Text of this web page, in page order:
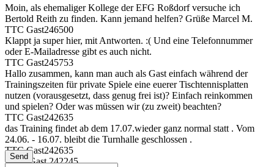
Moin, als ehemaliger Kollege der EFG Roßdorf versuche ich
Bertold Reith zu finden. Kann jemand helfen? Grüße Marcel M.
TTC Gast246500
Klappt ja super hier, mit Antworten. :( Und eine Telefonnummer
oder E-Mailadresse gibt es auch nicht.
TTC Gast245753
Hallo zusammen, kann man auch als Gast einfach während der
Trainingszeiten für private Spiele eine euerer Tischtennisplatten
nutzen (vorausgesetzt, dass genug frei ist)? Einfach reinkommen
und spielen? Oder was müssen wir (zu zweit) beachten?
TTC Gast242635
das Training findet ab dem 17.07.wieder ganz normal statt . Vom
24.06. - 16.07. bleibt die Turnhalle geschlossen .
TTC Gast242635
Hallo Gast 242245,